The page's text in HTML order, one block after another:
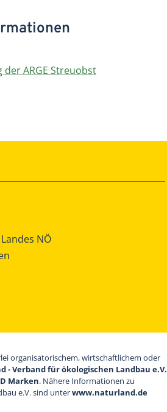
der ARGE Streuobst
NÖ
organisatorischem, wirtschaftlichem oder
- Verband für ökologischen Landbau e.V.
Marken. Nähere Informationen zu
e.V. sind unterwww.naturland.de